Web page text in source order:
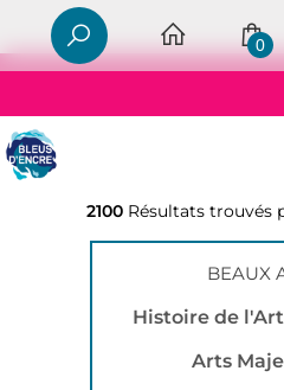
0
2100 Résultats trouvés
BEAUX
Histoire de
Arts